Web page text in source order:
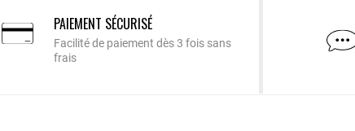
PAIEMENT SÉCURISÉ
Facilité de paiement dès 3 fois sans
frais